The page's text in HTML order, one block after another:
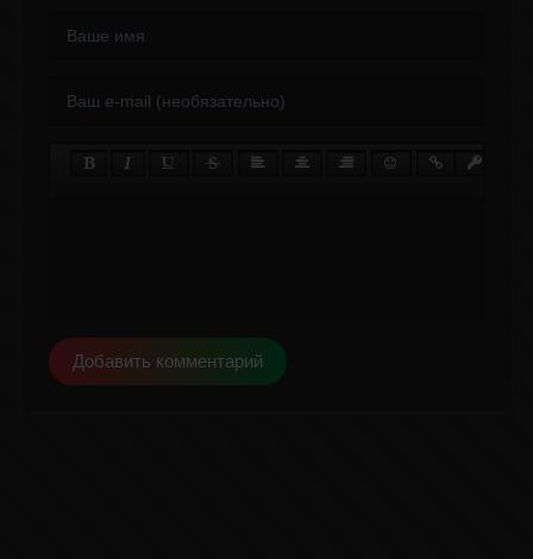
Добавить комментарий